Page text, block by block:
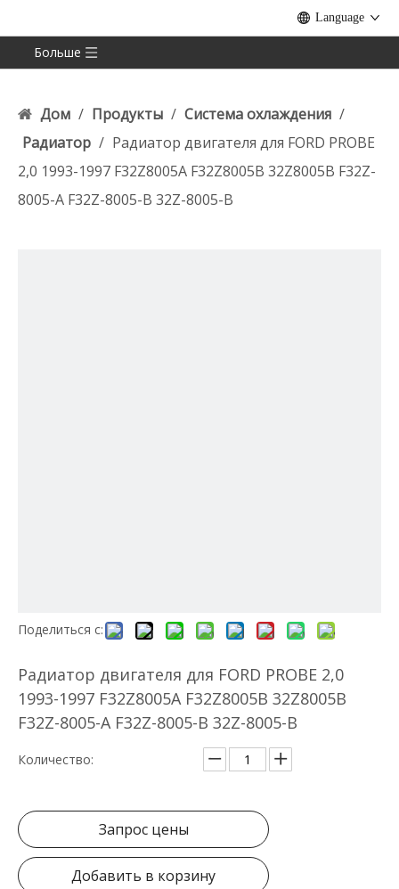
Language
Больше
Дом / Продукты / Система охлаждения /
Радиатор / Радиатор двигателя для FORD PROBE
2,0 1993-1997 F32Z8005A F32Z8005B 32Z8005B F32Z-
8005-A F32Z-8005-B 32Z-8005-B
Поделиться с:
Радиатор двигателя для FORD PROBE 2,0
1993-1997 F32Z8005A F32Z8005B 32Z8005B
F32Z-8005-A F32Z-8005-B 32Z-8005-B
Количество:
Запрос цены
Добавить в корзину